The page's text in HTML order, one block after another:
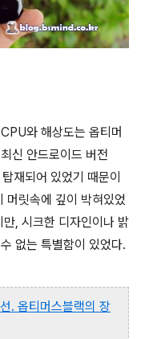
와 해상도는 옵티머
신 안드로이드 버전
재되어 있었기 때문이
머릿속에 깊이 박혀있었
, 시크한 디자인이나 밝
없는 특별함이 있었다.
. 옵티머스블랙의 장